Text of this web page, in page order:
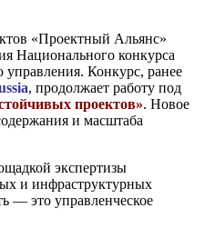
«Проектный Альянс»
Национального конкурса
управления. Конкурс, ранее
, продолжает работу под
проектов». Новое
и масштаба
экспертизы
и инфраструктурных
— это управленческое